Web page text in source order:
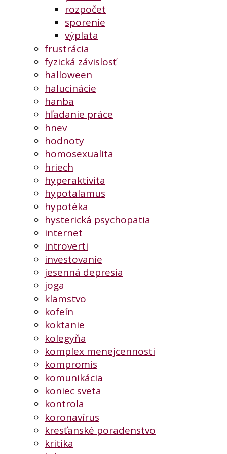
rozpočet
sporenie
výplata
frustrácia
fyzická závislosť
halloween
halucinácie
hanba
hľadanie práce
hnev
hodnoty
homosexualita
hriech
hyperaktivita
hypotalamus
hypotéka
hysterická psychopatia
internet
introverti
investovanie
jesenná depresia
joga
klamstvo
kofeín
koktanie
kolegyňa
komplex menejcennosti
kompromis
komunikácia
koniec sveta
kontrola
koronavírus
kresťanské poradenstvo
kritika